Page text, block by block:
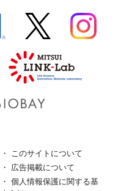
このサイトについて
広告掲載について
個人情報保護に関する基